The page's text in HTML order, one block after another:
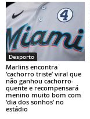
Desporto
Marlins encontra
‘cachorro triste’ viral que
não ganhou cachorro-
quente e recompensará
menino muito bom com
‘dia dos sonhos’ no
estádio